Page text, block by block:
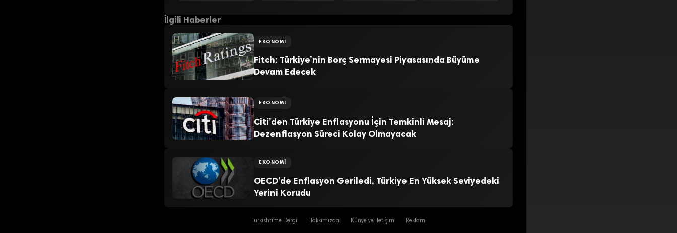
İlgili Haberler
EKONOMI
Fitch: Türkiye’nin Borç Sermayesi Piyasasında Büyüme
Devam Edecek
EKONOMI
Citi’den Türkiye Enflasyonu İçin Temkinli Mesaj:
Dezenflasyon Süreci Kolay Olmayacak
EKONOMI
OECD’de Enflasyon Geriledi, Türkiye En Yüksek Seviyedeki
Yerini Korudu
Turkishtime Dergi Hakkımızda Künye ve İletişim Reklam